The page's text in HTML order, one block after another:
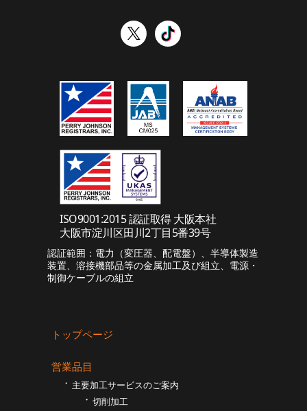
ISO9001:2015 認証取得 大阪本社
大阪市淀川区田川2丁目5番39号
認証範囲：電力（変圧器、配電盤）、半導体製造
装置、溶接機部品等の金属加工及び組立、電源・
制御ケーブルの組立
トップページ
営業品目
主要加工サービスのご案内
切削加工